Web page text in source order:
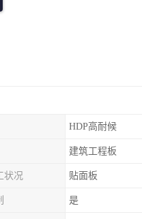
HDP高耐候
建筑工程板
状况 贴面板
是